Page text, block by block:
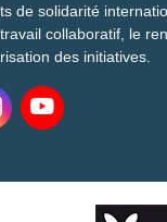
de solidarité
collaboratif, le
des initiatives.